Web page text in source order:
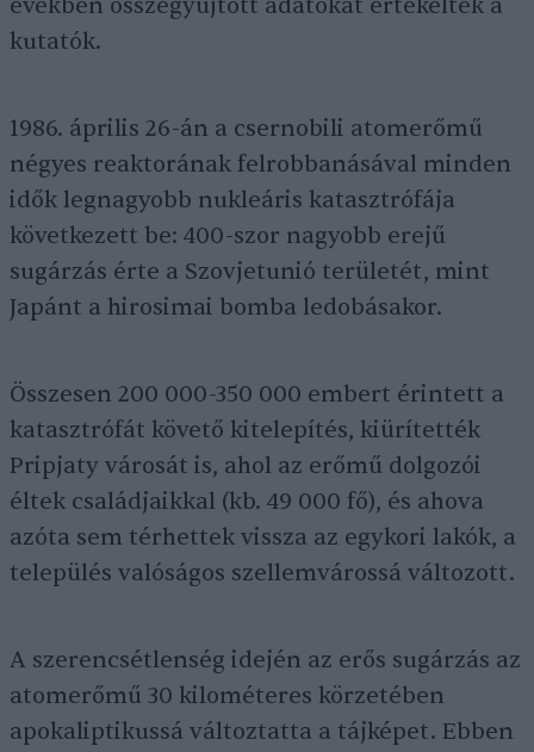
években összegyűjtött adatokat értékelték a
kutatók.
1986. április 26-án a csernobili atomerőmű
négyes reaktorának felrobbanásával minden
idők legnagyobb nukleáris katasztrófája
következett be: 400-szor nagyobb erejű
sugárzás érte a Szovjetunió területét, mint
Japánt a hirosimai bomba ledobásakor.
Összesen 200 000-350 000 embert érintett a
katasztrófát követő kitelepítés, kiürítették
Pripjaty városát is, ahol az erőmű dolgozói
éltek családjaikkal (kb. 49 000 fő), és ahova
azóta sem térhettek vissza az egykori lakók, a
település valóságos szellemvárossá változott.
A szerencsétlenség idején az erős sugárzás az
atomerőmű 30 kilométeres körzetében
apokaliptikussá változtatta a tájképet. Ebben